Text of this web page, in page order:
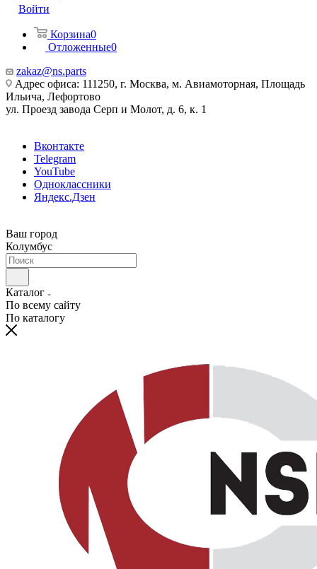
Войти
Корзина0
Отложенные0
zakaz@ns.parts
Адрес офиса: 111250, г. Москва, м. Авиамоторная, Площадь
Ильича, Лефортово
ул. Проезд завода Серп и Молот, д. 6, к. 1
Вконтакте
Telegram
YouTube
Одноклассники
Яндекс.Дзен
Ваш город
Колумбус
Каталог
По всему сайту
По каталогу